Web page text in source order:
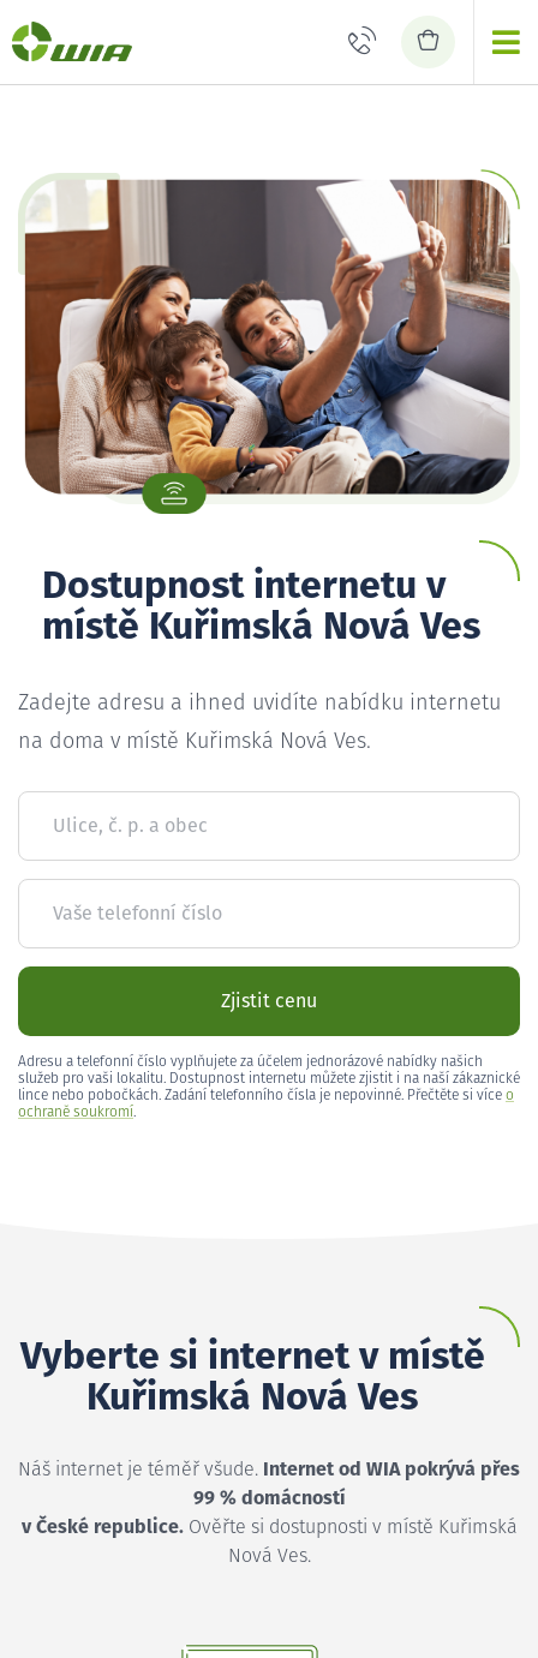
Dostupnost internetu v
místě Kuřimská Nová Ves
Zadejte adresu a ihned uvidíte nabídku internetu
na doma v místě Kuřimská Nová Ves.
Ulice, č. p. a obec
Vaše telefonní číslo
Zjistit cenu
Adresu a telefonní číslo vyplňujete za účelem jednorázové nabídky našich
služeb pro vaši lokalitu. Dostupnost internetu můžete zjistit i na naší zákaznické
lince nebo pobočkách. Zadání telefonního čísla je nepovinné. Přečtěte si více o
ochraně soukromí.
Vyberte si internet v místě
Kuřimská Nová Ves
Náš internet je téměř všude. Internet od WIA pokrývá přes
99 % domácností
v České republice.Ověřte si dostupnosti v místě Kuřimská
Nová Ves.